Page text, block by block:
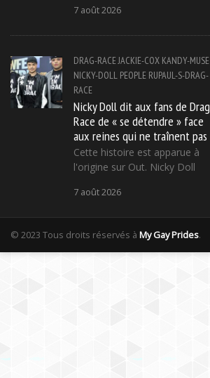
7 août 2026
DRAG-RACEJACKIE-COX KANDY-MUSE
NICKY-DOLL PEOPLE RUPAUL-S-DRAG-
RACE
Nicky Doll dit aux fans de Drag
Race de « se détendre » face
aux reines qui ne traînent pas
Cette histoire est apparue à
l'origine sur Out. Nicky Doll
7 août 2026
© 2023 Tous droits réservés à My Gay Prides.